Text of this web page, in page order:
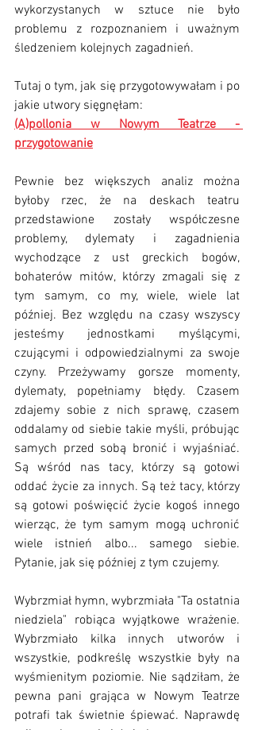
wykorzystanych w sztuce nie było
problemu z rozpoznaniem i uważnym
śledzeniem kolejnych zagadnień.
Tutaj o tym, jak się przygotowywałam i po
jakie utwory sięgnęłam:
(A)pollonia w Nowym Teatrze -
przygotowanie
Pewnie bez większych analiz można
byłoby rzec, że na deskach teatru
przedstawione zostały współczesne
problemy, dylematy i zagadnienia
wychodzące z ust greckich bogów,
bohaterów mitów, którzy zmagali się z
tym samym, co my, wiele, wiele lat
później. Bez względu na czasy wszyscy
jesteśmy jednostkami myślącymi,
czującymi i odpowiedzialnymi za swoje
czyny. Przeżywamy gorsze momenty,
dylematy, popełniamy błędy. Czasem
zdajemy sobie z nich sprawę, czasem
oddalamy od siebie takie myśli, próbując
samych przed sobą bronić i wyjaśniać.
Są wśród nas tacy, którzy są gotowi
oddać życie za innych. Są też tacy, którzy
są gotowi poświęcić życie kogoś innego
wierząc, że tym samym mogą uchronić
wiele istnień albo... samego siebie.
Pytanie, jak się później z tym czujemy.
Wybrzmiał hymn, wybrzmiała "Ta ostatnia
niedziela" robiąca wyjątkowe wrażenie.
Wybrzmiało kilka innych utworów i
wszystkie, podkreślę wszystkie były na
wyśmienitym poziomie. Nie sądziłam, że
pewna pani grająca w Nowym Teatrze
potrafi tak świetnie śpiewać. Naprawdę